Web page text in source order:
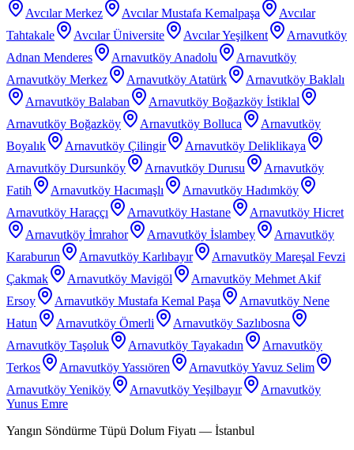
Avcılar Merkez Avcılar Mustafa Kemalpaşa
Avcılar
Tahtakale
Avcılar Üniversite Avcılar Yeşilkent
Arnavutköy
Adnan Menderes
Arnavutköy Anadolu
Arnavutköy
Arnavutköy Merkez
Arnavutköy Atatürk
Arnavutköy Baklalı
Arnavutköy Balaban
Arnavutköy Boğazköy İstiklal
Arnavutköy Boğazköy
Arnavutköy Bolluca
Arnavutköy
Boyalık
Arnavutköy Çilingir
Arnavutköy Deliklikaya
Arnavutköy Dursunköy
Arnavutköy Durusu
Arnavutköy
Fatih
Arnavutköy Hacımaşlı
Arnavutköy Hadımköy
Arnavutköy Haraççı
Arnavutköy Hastane
Arnavutköy Hicret
Arnavutköy İmrahor
Arnavutköy İslambey
Arnavutköy
Karaburun
Arnavutköy Karlıbayır
Arnavutköy Mareşal Fevzi
Çakmak
Arnavutköy Mavigöl
Arnavutköy Mehmet Akif
Ersoy
Arnavutköy Mustafa Kemal Paşa
Arnavutköy Nene
Hatun
Arnavutköy Ömerli
Arnavutköy Sazlıbosna
Arnavutköy Taşoluk
Arnavutköy Tayakadın
Arnavutköy
Terkos
Arnavutköy Yassıören
Arnavutköy Yavuz Selim
Arnavutköy Yeniköy
Arnavutköy Yeşilbayır
Arnavutköy
Yunus Emre
Yangın Söndürme Tüpü Dolum Fiyatı — İstanbul